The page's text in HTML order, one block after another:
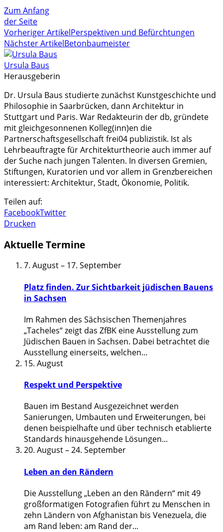
Zum Anfang
der Seite
Vorheriger ArtikelPerspektiven und Befürchtungen
Nächster ArtikelBetonbaumeister
Ursula Baus
Herausgeberin
Dr. Ursula Baus studierte zunächst Kunstgeschichte und
Philosophie in Saarbrücken, dann Architektur in
Stuttgart und Paris. War Redakteurin der db, gründete
mit gleichgesonnenen Kolleg(inn)en die
Partnerschaftsgesellschaft frei04 publizistik. Ist als
Lehrbeauftragte für Architekturtheorie auch immer auf
der Suche nach jungen Talenten. In diversen Gremien,
Stiftungen, Kuratorien und vor allem in Grenzbereichen
interessiert: Architektur, Stadt, Ökonomie, Politik.
Teilen auf:
FacebookTwitter
Drucken
Aktuelle Termine
7. August– 17. September
Platz finden. Zur Sichtbarkeit jüdischen Bauens
in Sachsen
Im Rahmen des Sächsischen Themenjahres
„Tacheles“ zeigt das ZfBK eine Ausstellung zum
Jüdischen Bauen in Sachsen. Dabei betrachtet die
Ausstellung einerseits, welchen...
15. August
Respekt und Perspektive
Bauen im Bestand Ausgezeichnet werden
Sanierungen, Umbauten und Erweiterungen, bei
denen beispielhafte und über technisch etablierte
Standards hinausgehende Lösungen...
20. August–24. September
Leben an den Rändern
Die Ausstellung „Leben an den Rändern“ mit 49
großformatigen Fotografien führt zu Menschen in
zehn Ländern von Afghanistan bis Venezuela, die
am Rand leben: am Rand der...